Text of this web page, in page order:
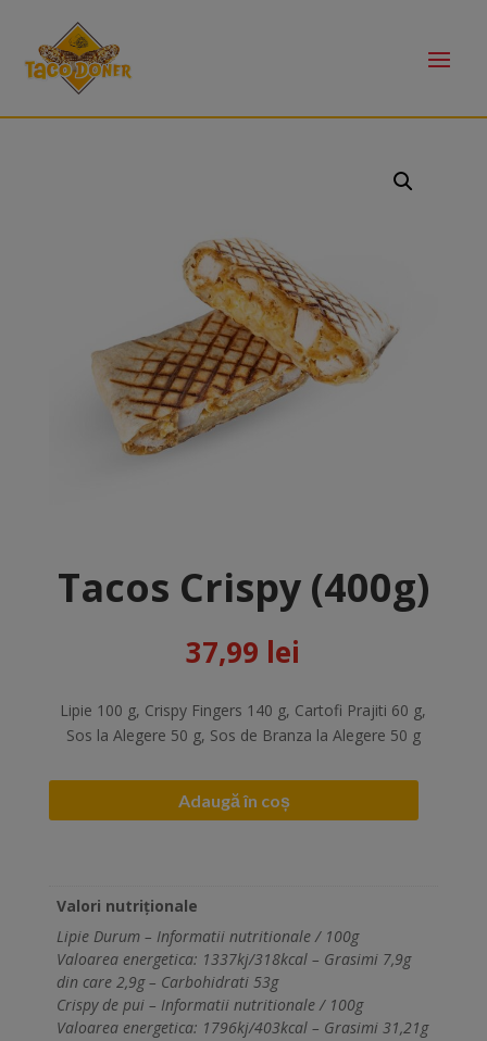
Tacos Crispy (400g)
37,99 lei
Lipie 100 g, Crispy Fingers 140 g, Cartofi Prajiti 60 g,
Sos la Alegere 50 g, Sos de Branza la Alegere 50 g
Adaugă în coș
Valori nutriționale
Lipie Durum – Informatii nutritionale / 100g
Valoarea energetica: 1337kj/318kcal – Grasimi 7,9g
din care 2,9g – Carbohidrati 53g
Crispy de pui – Informatii nutritionale / 100g
Valoarea energetica: 1796kj/403kcal – Grasimi 31,21g